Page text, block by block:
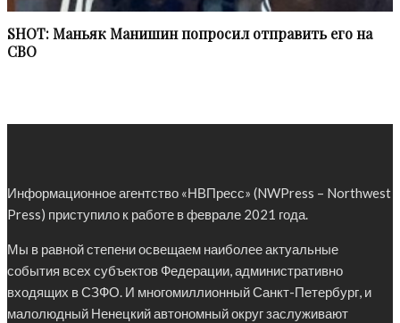
SHOT: Маньяк Манишин попросил отправить его на
СВО
Информационное агентство «НВПресс» (NWPress – Northwest
Press) приступило к работе в феврале 2021 года.
Мы в равной степени освещаем наиболее актуальные
события всех субъектов Федерации, административно
входящих в СЗФО. И многомиллионный Санкт-Петербург, и
малолюдный Ненецкий автономный округ заслуживают